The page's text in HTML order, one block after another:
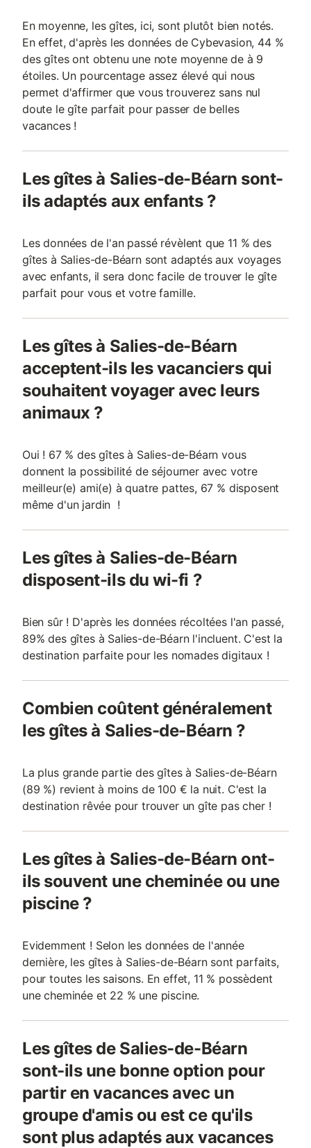
En moyenne, les gîtes, ici, sont plutôt bien notés.
En effet, d'après les données de Cybevasion, 44 %
des gîtes ont obtenu une note moyenne de à 9
étoiles. Un pourcentage assez élevé qui nous
permet d'affirmer que vous trouverez sans nul
doute le gîte parfait pour passer de belles
vacances !
Les gîtes à Salies-de-Béarn sont-
ils adaptés aux enfants ?
Les données de l'an passé révèlent que 11 % des
gîtes à Salies-de-Béarn sont adaptés aux voyages
avec enfants, il sera donc facile de trouver le gîte
parfait pour vous et votre famille.
Les gîtes à Salies-de-Béarn
acceptent-ils les vacanciers qui
souhaitent voyager avec leurs
animaux ?
Oui ! 67 % des gîtes à Salies-de-Béarn vous
donnent la possibilité de séjourner avec votre
meilleur(e) ami(e) à quatre pattes, 67 % disposent
même d'un jardin !
Les gîtes à Salies-de-Béarn
disposent-ils du wi-fi ?
Bien sûr ! D'après les données récoltées l'an passé,
89% des gîtes à Salies-de-Béarn l'incluent. C'est la
destination parfaite pour les nomades digitaux !
Combien coûtent généralement
les gîtes à Salies-de-Béarn ?
La plus grande partie des gîtes à Salies-de-Béarn
(89 %) revient à moins de 100 € la nuit. C'est la
destination rêvée pour trouver un gîte pas cher !
Les gîtes à Salies-de-Béarn ont-
ils souvent une cheminée ou une
piscine ?
Evidemment ! Selon les données de l'année
dernière, les gîtes à Salies-de-Béarn sont parfaits,
pour toutes les saisons. En effet, 11 % possèdent
une cheminée et 22 % une piscine.
Les gîtes de Salies-de-Béarn
sont-ils une bonne option pour
partir en vacances avec un
groupe d'amis ou est ce qu'ils
sont plus adaptés aux vacances